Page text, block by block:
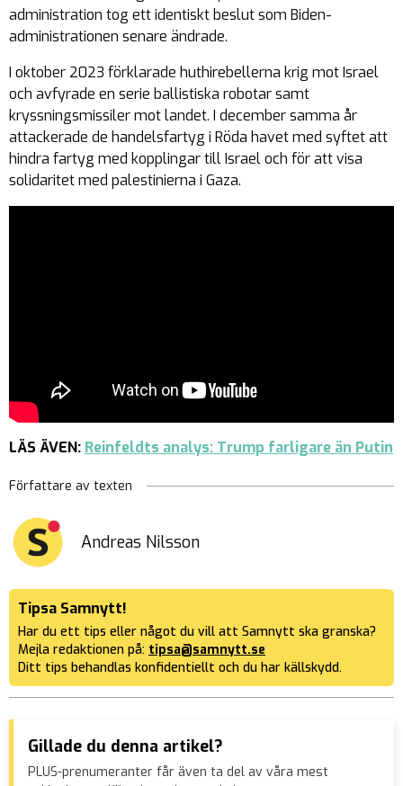
administration tog ett identiskt beslut som Biden-
administrationen senare ändrade.
I oktober 2023 förklarade huthirebellerna krig mot Israel
och avfyrade en serie ballistiska robotar samt
kryssningsmissiler mot landet. I december samma år
attackerade de handelsfartyg i Röda havet med syftet att
hindra fartyg med kopplingar till Israel och för att visa
solidaritet med palestinierna i Gaza.
LÄS ÄVEN: Reinfeldts analys: Trump farligare än Putin
Författare av texten
Andreas Nilsson
Tipsa Samnytt!
Har du ett tips eller något du vill att Samnytt ska granska?
Mejla redaktionen på: tipsa@samnytt.se
Ditt tips behandlas konfidentiellt och du har källskydd.
Gillade du denna artikel?
PLUS-prenumeranter får även ta del av våra mest